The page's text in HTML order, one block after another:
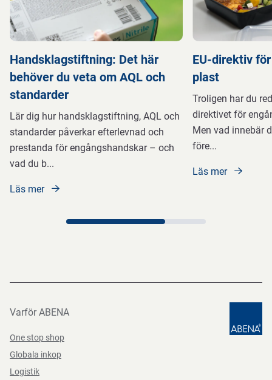
Handsklagstiftning: Det här
behöver du veta om AQL och
standarder
Lär dig hur handsklagstiftning, AQL och
standarder påverkar efterlevnad och
prestanda för engångshandskar – och
vad du b...
Läs mer
EU-direktiv
plast
Troligen har du
direktivet för
Men vad innebär
före...
Läs mer
Varför ABENA
One stop shop
Globala inkop
Logistik